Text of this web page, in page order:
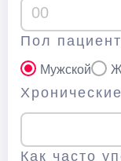
Пол
Мужской
Как часто